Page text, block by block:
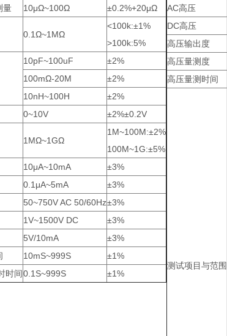
量
10μΩ~100Ω ±0.2%+20μΩ
0.1Ω~1MΩ
<100k:±1%
>100k:5%
10pF~100uF
±2%
100mΩ-20M
±2%
10nH~100H
±2%
0~10V ±2%±0.2V
1MΩ~1GΩ
1M~100M:±2%
100M~1G:±5%
10μA~10mA
±3%
0.1μA~5mA
±3%
50~750V AC 50/60Hz±3%
1V~1500V DC
±3%
5V/10mA
±3%
10mS~999S
±1%
时间0.1S~999S ±1%
AC高压
DC高压
高压输出度
高压量测度
高压量测时间
测试项目与范围